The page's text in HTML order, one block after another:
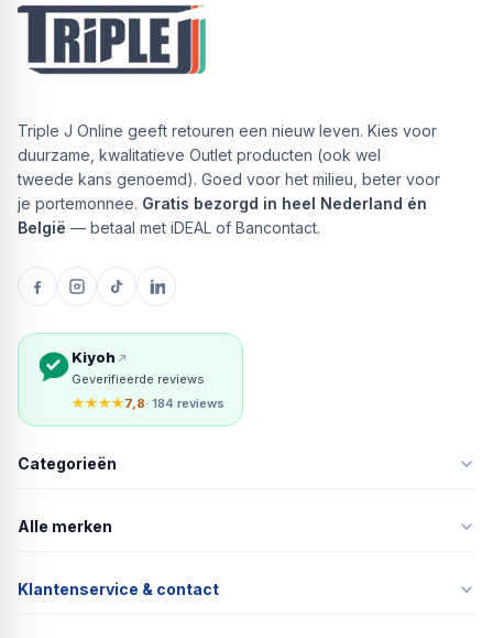
Triple J Online geeft retouren een nieuw leven. Kies voor
duurzame, kwalitatieve Outlet producten (ook wel
tweede kans genoemd). Goed voor het milieu, beter voor
je portemonnee. Gratis bezorgd in heel Nederland én
België — betaal met iDEAL of Bancontact.
Kiyoh
Geverifieerde reviews
★★★★7,8· 184 reviews
Categorieën
Alle merken
Klantenservice & contact